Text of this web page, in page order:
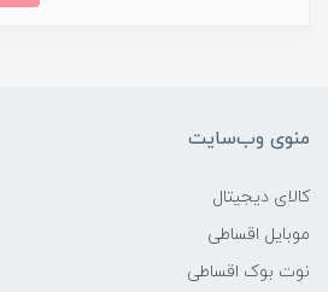
منوی وب‌سایت
کالای دیجیتال
موبایل اقساطی
نوت بوک اقساطی